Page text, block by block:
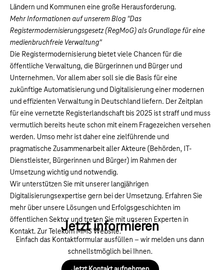
Ländern und Kommunen eine große Herausforderung.
Mehr Informationen auf unseremBlog "Das
Registermodernisierungsgesetz (RegMoG) als Grundlage für eine
medienbruchfreie Verwaltung"
Die Registermodernisierung bietet viele Chancen für die
öffentliche Verwaltung, die Bürgerinnen und Bürger und
Unternehmen. Vor allem aber soll sie die Basis für eine
zukünftige Automatisierung und Digitalisierung einer modernen
und effizienten Verwaltung in Deutschland liefern. Der Zeitplan
für eine vernetzte Registerlandschaft bis 2025 ist straff und muss
vermutlich bereits heute schon mit einem Fragezeichen versehen
werden. Umso mehr ist daher eine zielführende und
pragmatische Zusammenarbeit aller Akteure (Behörden, IT-
Dienstleister, Bürgerinnen und Bürger) im Rahmen der
Umsetzung wichtig und notwendig.
Wir unterstützen Sie mit unserer langjährigen
Digitalisierungsexpertise gern bei der Umsetzung. Erfahren Sie
mehr über unsere Lösungen und Erfolgsgeschichten im
öffentlichen Sektor und treten Sie mit unseren Experten in
Kontakt. Zur Telekom MMS Website.
Jetzt informieren
Einfach das Kontaktformular ausfüllen – wir melden uns dann
schnellstmöglich bei Ihnen.